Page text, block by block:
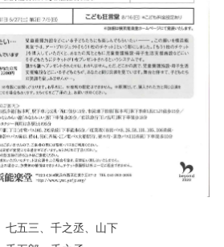
七五三、千之丞、山下